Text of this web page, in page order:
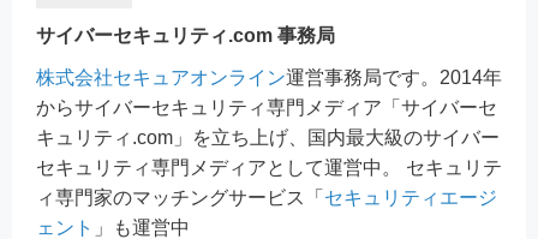
サイバーセキュリティ.com 事務局
株式会社セキュアオンライン運営事務局です。2014年
からサイバーセキュリティ専門メディア「サイバーセ
キュリティ.com」を立ち上げ、国内最大級のサイバー
セキュリティ専門メディアとして運営中。 セキュリテ
ィ専門家のマッチングサービス「 セキュリティエージ
ェント 」も運営中